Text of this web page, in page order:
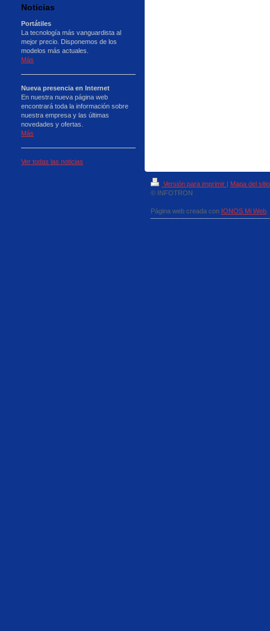
Noticias
Portátiles
La tecnología más vanguardista al
mejor precio. Disponemos de los
modelos más actuales.
Más
Nueva presencia en Internet
En nuestra nueva página web
encontrará toda la información sobre
nuestra empresa y las últimas
novedades y ofertas.
Más
Ver todas las noticias
Versión para imprimir | Mapa del sitio
© INFOTRON
Página web creada con IONOS Mi Web